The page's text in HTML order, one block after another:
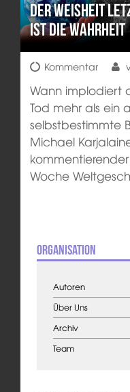
Der Weisheit
ist die Wahrheit
Kommentar
Wann implodiert
Tod mehr als ein
selbstbestimmte
Michael
Woche
Organisation
Autoren
Über Uns
Archiv
Team